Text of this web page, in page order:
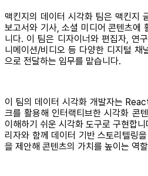
맥킨지의 데이터 시각화 팀은 맥킨지
보고서와 기사, 소셜 미디어 콘텐츠에
니다. 이 팀은 디자이너와 편집자, 연
니메이션/비디오 등 다양한 디지털 채
으로 전달하는 임무를 맡습니다.
이 팀의 데이터 시각화 개발자는
크를 활용해 인터랙티브한 시각화 콘
이해하기 쉬운 시각화 도구로 구현합
리자와 함께 데이터 기반 스토리텔링
을 제안해 콘텐츠의 가치를 높이는 역